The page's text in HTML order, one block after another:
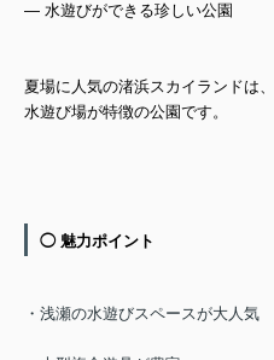
— 水遊びができる珍しい公園
夏場に人気の渚浜スカイランドは、
水遊び場が特徴の公園です。
◯ 魅力ポイント
・浅瀬の水遊びスペースが大人気